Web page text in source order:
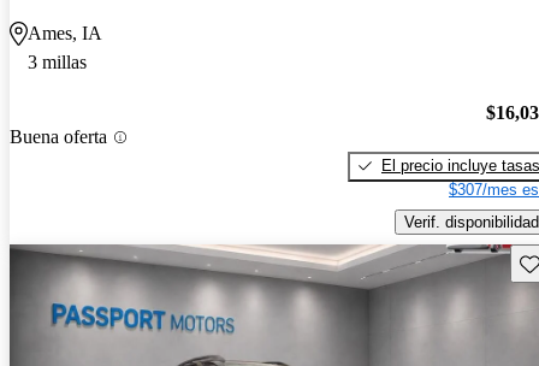
Ames, IA
3 millas
Buena oferta
El precio incluye tasas
$307/mes
Verif. disponibilidad